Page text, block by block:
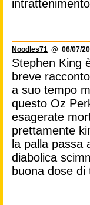
Noodles71 @ 06/07/
Stephen King
breve
a suo tempo
questo Oz
esagerate
prettamente
la palla passa
diabolica
buona dose